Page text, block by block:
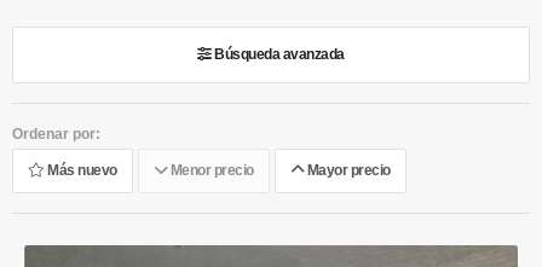
Búsqueda avanzada
Ordenar por:
Más nuevo Menor precio Mayor precio